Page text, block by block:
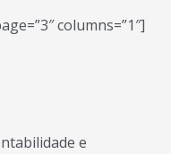
columns=”1″]
e